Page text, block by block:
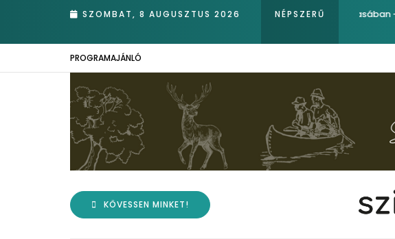
SZOMBAT, 8 AUGUSZTUS 2026 NÉPSZERŰ
– Kiemelkedő hazai eredmények az Európai Madármegfigyelő Ferenc
PROGRAMAJÁNLÓ
KÖVESSEN MINKET!